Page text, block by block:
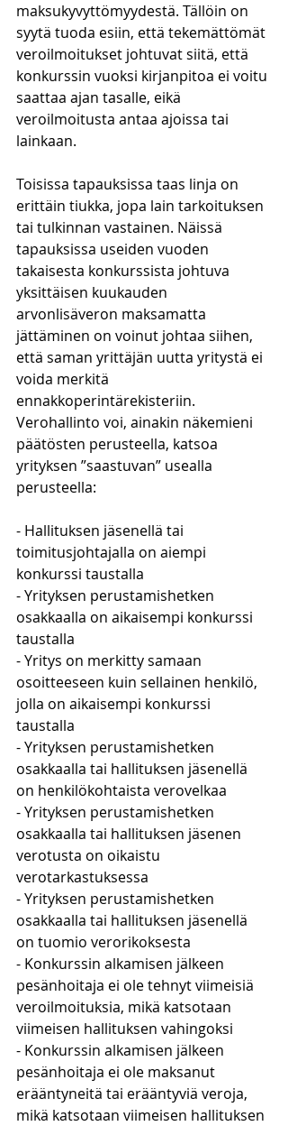
maksukyvyttömyydestä. Tällöin on
syytä tuoda esiin, että tekemättömät
veroilmoitukset johtuvat siitä, että
konkurssin vuoksi kirjanpitoa ei voitu
saattaa ajan tasalle, eikä
veroilmoitusta antaa ajoissa tai
lainkaan.
Toisissa tapauksissa taas linja on
erittäin tiukka, jopa lain tarkoituksen
tai tulkinnan vastainen. Näissä
tapauksissa useiden vuoden
takaisesta konkurssista johtuva
yksittäisen kuukauden
arvonlisäveron maksamatta
jättäminen on voinut johtaa siihen,
että saman yrittäjän uutta yritystä ei
voida merkitä
ennakkoperintärekisteriin.
Verohallinto voi, ainakin näkemieni
päätösten perusteella, katsoa
yrityksen ”saastuvan” usealla
perusteella:
- Hallituksen jäsenellä tai
toimitusjohtajalla on aiempi
konkurssi taustalla
- Yrityksen perustamishetken
osakkaalla on aikaisempi konkurssi
taustalla
- Yritys on merkitty samaan
osoitteeseen kuin sellainen henkilö,
jolla on aikaisempi konkurssi
taustalla
- Yrityksen perustamishetken
osakkaalla tai hallituksen jäsenellä
on henkilökohtaista verovelkaa
- Yrityksen perustamishetken
osakkaalla tai hallituksen jäsenen
verotusta on oikaistu
verotarkastuksessa
- Yrityksen perustamishetken
osakkaalla tai hallituksen jäsenellä
on tuomio verorikoksesta
- Konkurssin alkamisen jälkeen
pesänhoitaja ei ole tehnyt viimeisiä
veroilmoituksia, mikä katsotaan
viimeisen hallituksen vahingoksi
- Konkurssin alkamisen jälkeen
pesänhoitaja ei ole maksanut
erääntyneitä tai erääntyviä veroja,
mikä katsotaan viimeisen hallituksen